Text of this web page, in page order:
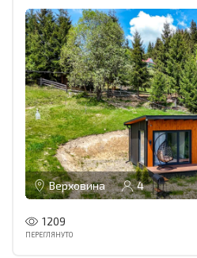
Верховина 4
1209
ПЕРЕГЛЯНУТО